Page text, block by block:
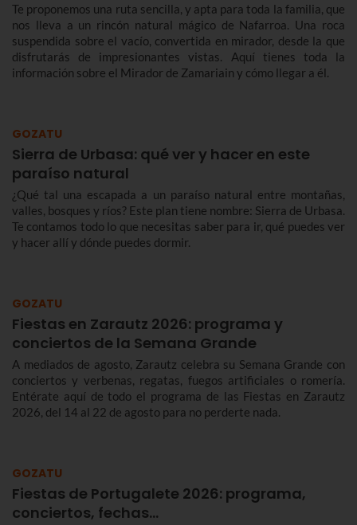
Te proponemos una ruta sencilla, y apta para toda la familia, que
nos lleva a un rincón natural mágico de Nafarroa. Una roca
suspendida sobre el vacío, convertida en mirador, desde la que
disfrutarás de impresionantes vistas. Aquí tienes toda la
información sobre el Mirador de Zamariain y cómo llegar a él.
GOZATU
Sierra de Urbasa: qué ver y hacer en este
paraíso natural
¿Qué tal una escapada a un paraíso natural entre montañas,
valles, bosques y ríos? Este plan tiene nombre: Sierra de Urbasa.
Te contamos todo lo que necesitas saber para ir, qué puedes ver
y hacer allí y dónde puedes dormir.
GOZATU
Fiestas en Zarautz 2026: programa y
conciertos de la Semana Grande
A mediados de agosto, Zarautz celebra su Semana Grande con
conciertos y verbenas, regatas, fuegos artificiales o romería.
Entérate aquí de todo el programa de las Fiestas en Zarautz
2026, del 14 al 22 de agosto para no perderte nada.
GOZATU
Fiestas de Portugalete 2026: programa,
conciertos, fechas…